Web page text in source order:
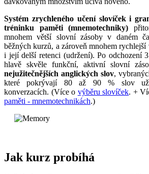
Systém zrychleného učení slovíček i
tréninku paměti (mnemotechniky)
mnohem větší slovní zásoby v daném
běžných kurzů, a zároveň mnohem
i její delší retenci (udržení). Po odchození
hlavě skvěle funkční, aktivní slovní
nejužitečnějších anglických slov,
které pokrývají 80 až 90 % slov
konverzacích. (Více o výběru slovíček. +
paměti - mnemotechnikách.)
Jak kurz probíhá